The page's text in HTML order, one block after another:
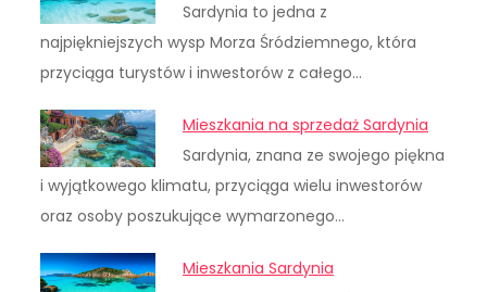
Sardynia to jedna z
najpiękniejszych wysp Morza Śródziemnego, która
przyciąga turystów i inwestorów z całego…
Mieszkania na sprzedaż Sardynia
Sardynia, znana ze swojego piękna
i wyjątkowego klimatu, przyciąga wielu inwestorów
oraz osoby poszukujące wymarzonego…
Mieszkania Sardynia